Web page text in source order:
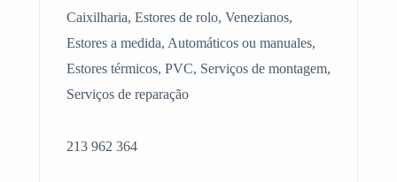
Caixilharia, Estores de rolo, Venezianos,
Estores a medida, Automáticos ou manuales,
Estores térmicos, PVC, Serviços de montagem,
Serviços de reparação
213 962 364